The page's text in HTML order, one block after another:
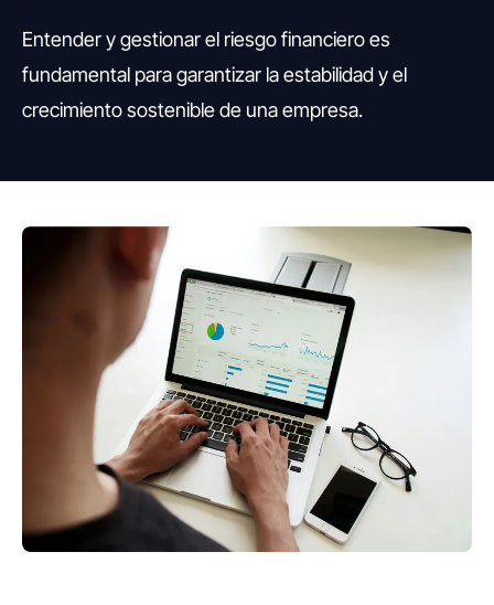
Entender y gestionar el riesgo financiero es
fundamental para garantizar la estabilidad y el
crecimiento sostenible de una empresa.